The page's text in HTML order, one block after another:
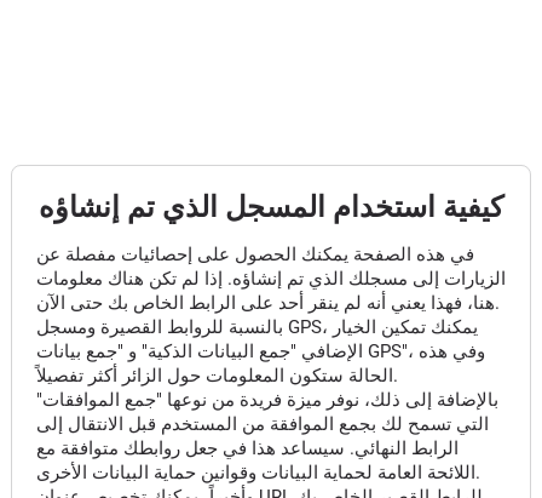
كيفية استخدام المسجل الذي تم إنشاؤه
في هذه الصفحة يمكنك الحصول على إحصائيات مفصلة عن
الزيارات إلى مسجلك الذي تم إنشاؤه. إذا لم تكن هناك معلومات
هنا، فهذا يعني أنه لم ينقر أحد على الرابط الخاص بك حتى الآن.
بالنسبة للروابط القصيرة ومسجل GPS، يمكنك تمكين الخيار
الإضافي "جمع البيانات الذكية" و "جمع بيانات GPS"، وفي هذه
الحالة ستكون المعلومات حول الزائر أكثر تفصيلاً.
بالإضافة إلى ذلك، نوفر ميزة فريدة من نوعها "جمع الموافقات"
التي تسمح لك بجمع الموافقة من المستخدم قبل الانتقال إلى
الرابط النهائي. سيساعد هذا في جعل روابطك متوافقة مع
اللائحة العامة لحماية البيانات وقوانين حماية البيانات الأخرى.